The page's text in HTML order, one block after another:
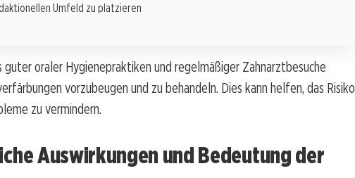
Umfeld zu platzieren
oraler Hygienepraktiken und regelmäßiger Zahnarztbesuche
vorzubeugen und zu behandeln. Dies kann helfen, das Risiko
zu vermindern.
Auswirkungen und Bedeutung der